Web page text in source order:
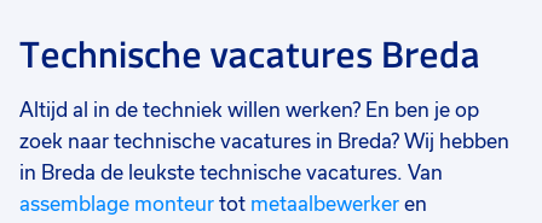
Technische vacatures Breda
Altijd al in de techniek willen werken? En ben je op
zoek naar technische vacatures in Breda? Wij hebben
in Breda de leukste technische vacatures. Van
assemblage monteur tot metaalbewerker en